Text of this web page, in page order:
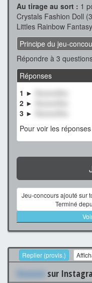
Au tirage au sort : 1
Crystals Fashion Doll
Littles Rainbow
Principe du jeu-
Répondre à 3
Réponses
1 ►
XxxxxxXxx
2 ►
3 ►
Pour voir les
Jeu-concours ajouté sur
Terminé
Replier (provis.)
Xxxxxxx sur